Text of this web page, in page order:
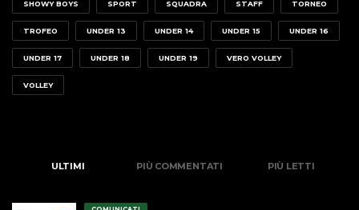
SHOWY BOYS SPORT SQUADRA STAFF TORNEO
TROFEO UNDER 13 UNDER 14 UNDER 15 UNDER 16
UNDER 17 UNDER 18 UNDER 19 VERO VOLLEY
VOLLEY
ULTIMI PIÙ COMMENTATI PIÙ LETTI